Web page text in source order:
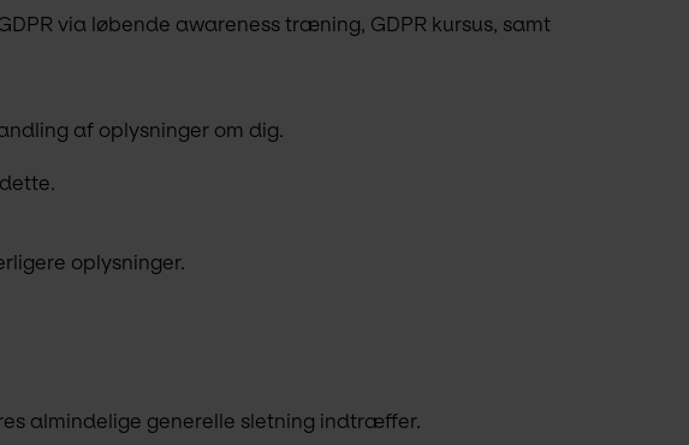
via løbende awareness træning, GDPR kursus, samt
af oplysninger om dig.
oplysninger.
almindelige generelle sletning indtræffer.